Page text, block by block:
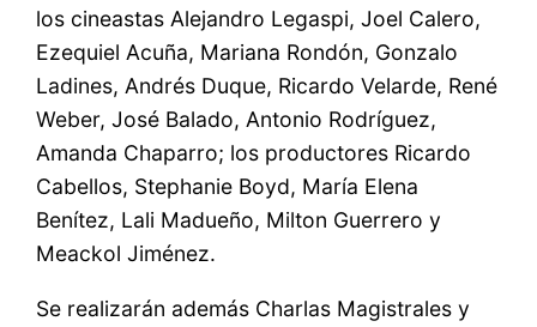
los cineastas Alejandro Legaspi, Joel Calero,
Ezequiel Acuña, Mariana Rondón, Gonzalo
Ladines, Andrés Duque, Ricardo Velarde, René
Weber, José Balado, Antonio Rodríguez,
Amanda Chaparro; los productores Ricardo
Cabellos, Stephanie Boyd, María Elena
Benítez, Lali Madueño, Milton Guerrero y
Meackol Jiménez.
Se realizarán además Charlas Magistrales y